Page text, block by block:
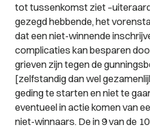
tot tussenkomst ziet
gezegd hebbende, het
dat een niet-winnende
complicaties kan besparen
grieven zijn tegen de
[zelfstandig dan wel
geding te starten en niet te
eventueel in actie komen van
niet-winnaars. De in 9 van de